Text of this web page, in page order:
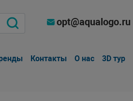
opt@aqualogo.ru
Контакты О нас 3D тур